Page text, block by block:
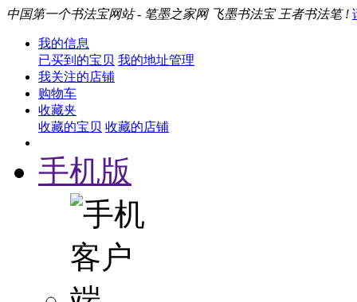
中国第一个书法宝网站 - 笔墨之家网 飞墨书法宝 王者书法笔 !
我的信息
已买到的宝贝 我的地址管理
我关注的店铺
购物车
收藏夹
收藏的宝贝 收藏的店铺
手机版